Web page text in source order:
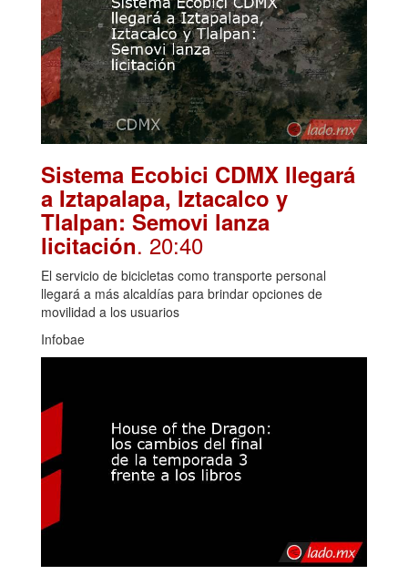
Sistema Ecobici CDMX llegará
a Iztapalapa, Iztacalco y
Tlalpan: Semovi lanza
licitación. 20:40
El servicio de bicicletas como transporte personal
llegará a más alcaldías para brindar opciones de
movilidad a los usuarios
Infobae